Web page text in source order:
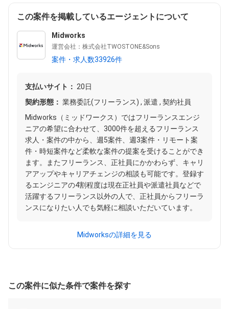
この案件を掲載しているエージェントについて
Midworks
運営会社：株式会社TWOSTONE&Sons
案件・求人数33926件
支払いサイト： 20日
契約形態： 業務委託(フリーランス) , 派遣 , 契約社員
Midworks（ミッドワークス）ではフリーランスエンジ
ニアの希望に合わせて、3000件を超えるフリーランス
求人・案件の中から、週5案件、週3案件・リモート案
件・時短案件など柔軟な案件の提案を受けることができ
ます。またフリーランス、正社員にかかわらず、キャリ
アアップやキャリアチェンジの相談も可能です。登録す
るエンジニアの4割程度は現在正社員や派遣社員などで
活躍するフリーランス以外の人で、正社員からフリーラ
ンスになりたい人でも気軽に相談いただいています。
Midworksの詳細を見る
この案件に似た条件で案件を探す